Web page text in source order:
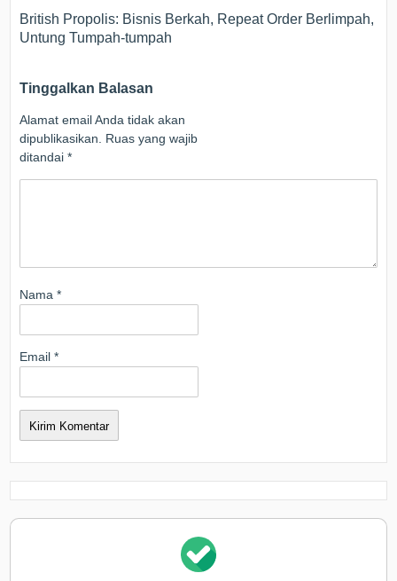
British Propolis: Bisnis Berkah, Repeat Order Berlimpah,
Untung Tumpah-tumpah
Tinggalkan Balasan
Alamat email Anda tidak akan
dipublikasikan.
Ruas yang wajib
ditandai*
Nama*
Email*